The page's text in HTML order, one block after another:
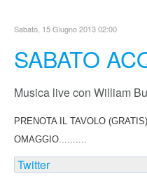
Sabato, 15 Giugno 2013 02:00
SABATO
Musica live con William
PRENOTA IL TAVOLO
OMAGGIO..........
Twitter